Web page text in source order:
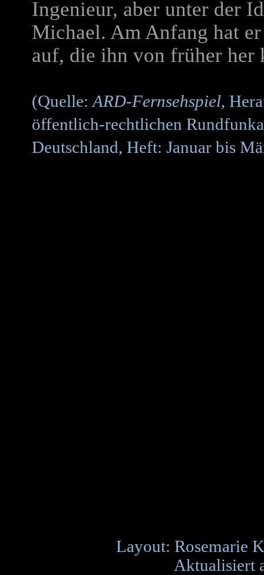
Ingenieur, aber unter der
Michael. Am Anfang hat
auf, die ihn von früher her
(Quelle: ARD-Fernsehspiel,
öffentlich-rechtlichen
Deutschland, Heft: Januar bis
Layout: Rosemarie
Aktualisiert